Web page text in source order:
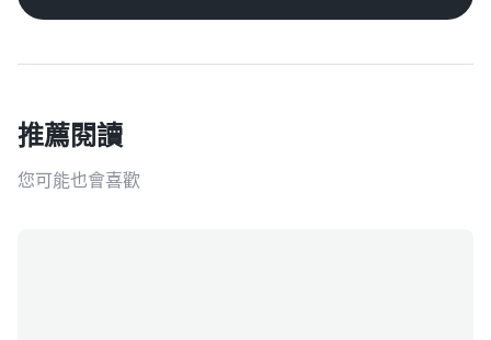
推薦閱讀
您可能也會喜歡